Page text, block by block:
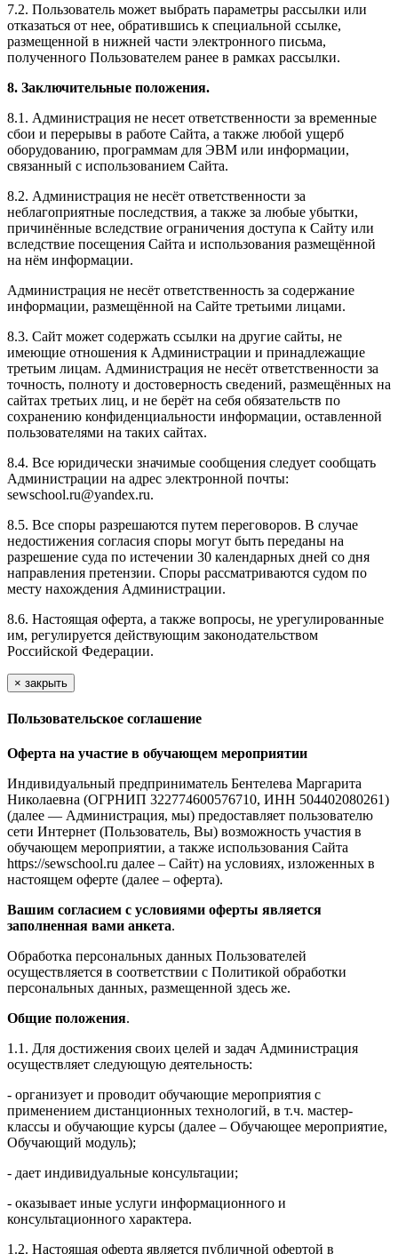
7.2. Пользователь может выбрать параметры рассылки или
отказаться от нее, обратившись к специальной ссылке,
размещенной в нижней части электронного письма,
полученного Пользователем ранее в рамках рассылки.
8. Заключительные положения.
8.1. Администрация не несет ответственности за временные
сбои и перерывы в работе Сайта, а также любой ущерб
оборудованию, программам для ЭВМ или информации,
связанный с использованием Сайта.
8.2. Администрация не несёт ответственности за
неблагоприятные последствия, а также за любые убытки,
причинённые вследствие ограничения доступа к Сайту или
вследствие посещения Сайта и использования размещённой
на нём информации.
Администрация не несёт ответственность за содержание
информации, размещённой на Сайте третьими лицами.
8.3. Сайт может содержать ссылки на другие сайты, не
имеющие отношения к Администрации и принадлежащие
третьим лицам. Администрация не несёт ответственности за
точность, полноту и достоверность сведений, размещённых на
сайтах третьих лиц, и не берёт на себя обязательств по
сохранению конфиденциальности информации, оставленной
пользователями на таких сайтах.
8.4. Все юридически значимые сообщения следует сообщать
Администрации на адрес электронной почты:
sewschool.ru@yandex.ru.
8.5. Все споры разрешаются путем переговоров. В случае
недостижения согласия споры могут быть переданы на
разрешение суда по истечении 30 календарных дней со дня
направления претензии. Споры рассматриваются судом по
месту нахождения Администрации.
8.6. Настоящая оферта, а также вопросы, не урегулированные
им, регулируется действующим законодательством
Российской Федерации.
× закрыть
Пользовательское соглашение
Оферта на участие в обучающем мероприятии
Индивидуальный предприниматель Бентелева Маргарита
Николаевна (ОГРНИП 322774600576710, ИНН 504402080261)
(далее — Администрация, мы) предоставляет пользователю
сети Интернет (Пользователь, Вы) возможность участия в
обучающем мероприятии, а также использования Сайта
https://sewschool.ru далее – Сайт) на условиях, изложенных в
настоящем оферте (далее – оферта).
Вашим согласием с условиями оферты является
заполненная вами анкета.
Обработка персональных данных Пользователей
осуществляется в соответствии с Политикой обработки
персональных данных, размещенной здесь же.
Общие положения.
1.1. Для достижения своих целей и задач Администрация
осуществляет следующую деятельность:
- организует и проводит обучающие мероприятия с
применением дистанционных технологий, в т.ч. мастер-
классы и обучающие курсы (далее – Обучающее мероприятие,
Обучающий модуль);
- дает индивидуальные консультации;
- оказывает иные услуги информационного и
консультационного характера.
1.2. Настоящая оферта является публичной офертой в